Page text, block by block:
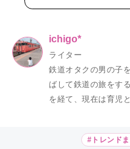
ichigo*
ライター
鉄道オタクの男の子
ばして鉄道の旅をす
を経て、現在は育児
#トレンド